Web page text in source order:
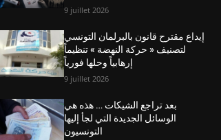
9 juillet 2026
إيداع مقترح قانون بالبرلمان التونسي
لتصنيف « حركة النهضة » تنظيماً
إرهابياً وحلها فورياً
9 juillet 2026
بعد تراجع الشيكات … هذه هي
الوسائل الجديدة التي لجأ إليها
التونسيون